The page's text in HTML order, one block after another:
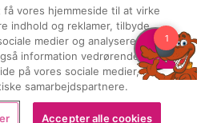
© BonBon-Land 2021
vores hjemmeside til at virke
indhold og reklamer, tilbyde
medier og analysere
information vedrørende din
på vores sociale medier, i
samarbejdspartnere.
Accepter alle cookies